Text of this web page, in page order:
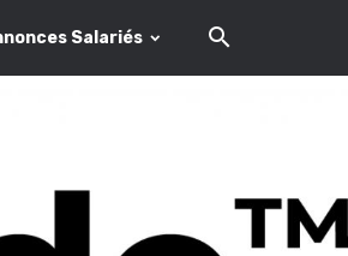
Salariés